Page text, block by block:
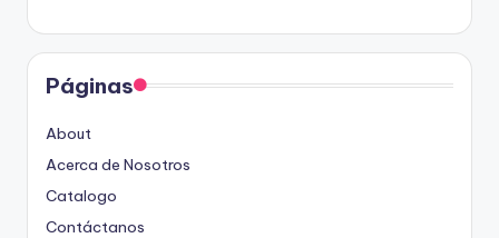
Páginas
About
Acerca de Nosotros
Catalogo
Contáctanos